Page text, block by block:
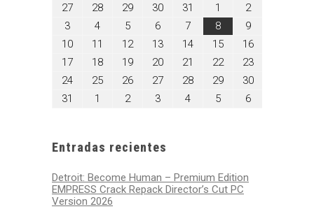
27julio
28julio
29julio
30julio
31
31,
1
agosto
1,
2026
2agosto
2,
2026
3agosto
3,
2026
4agosto
4,
2026
5agosto
5,
2026
6agosto
6,
2026
7agosto
7,
2026
8agosto
8,
2026
9agosto
9,
2026
10agosto
10,
11
agosto
2026
12agosto
2026
13agosto
2026
14agosto
2026
15agosto
2026
16agosto
2026
17agosto
2026
18agosto
18,
2026
19agosto
2026
20agosto
20,
2026
21
agosto
2026
22agosto
2026
23agosto
23,
2026
24agosto
25agosto
26agosto
27agosto
28agosto
29agosto
30agosto
31
agosto
1
septiembre
2septiembre
3septiembre
4septiembre
5septiembre
6septiembre
Entradas recientes
Detroit: Become Human – Premium Edition
EMPRESS Crack Repack Director’s Cut PC
Version 2026